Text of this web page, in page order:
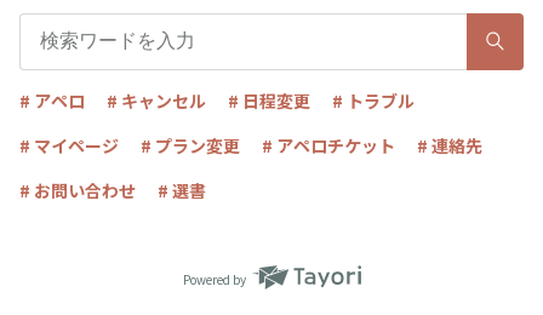
# アペロ # キャンセル # 日程変更
# トラブル
# マイページ
# プラン変更 # アペロチケット
# 連絡先
# お問い合わせ
# 選書
Powered by